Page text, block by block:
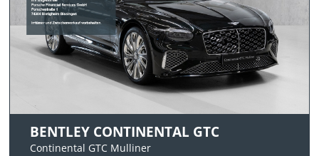
BENTLEY CONTINENTAL GTC
Continental GTC Mulliner